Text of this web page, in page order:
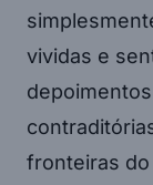
vividas e
fronteiras do